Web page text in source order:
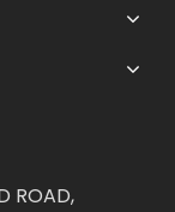
ROAD,